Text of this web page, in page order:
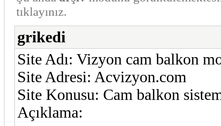
tıklayınız.
grikedi
Site Adı: Vizyon cam balkon
Site Adresi: Acvizyon.com
Site Konusu: Cam balkon
Açıklama: